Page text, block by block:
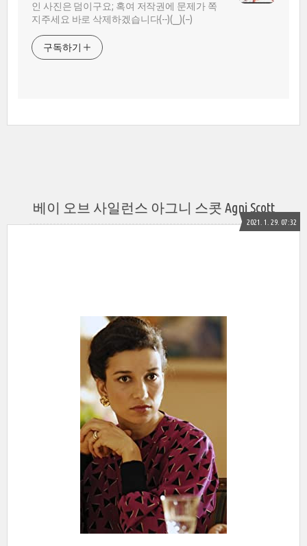
인 사진은 덤이구요; 혹여 저작권에 문제가 쪽
지주세요 바로 삭제하겠습니다(--)(__)(--)
구독하기
베이 오브 사일런스 아그니 스콧 Agni Scott
2021. 1. 29. 07:32